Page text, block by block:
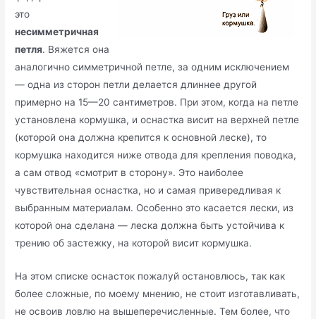
это
несимметричная
петля. Вяжется она
аналогично симметричной петле, за одним исключением
— одна из сторон петли делается длиннее другой
примерно на 15—20 сантиметров. При этом, когда на петле
установлена кормушка, и оснастка висит на верхней петле
(которой она должна крепится к основной леске), то
кормушка находится ниже отвода для крепления поводка,
а сам отвод «смотрит в сторону». Это наиболее
чувствительная оснастка, но и самая привередливая к
выбранным материалам. Особенно это касается лески, из
которой она сделана — леска должна быть устойчива к
трению об застежку, на которой висит кормушка.
На этом списке оснасток пожалуй остановлюсь, так как
более сложные, по моему мнению, не стоит изготавливать,
не освоив ловлю на вышеперечисленные. Тем более, что